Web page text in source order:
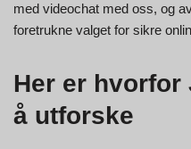
med videochat med oss, og
foretrukne valget for sikre
Her er
å utforske